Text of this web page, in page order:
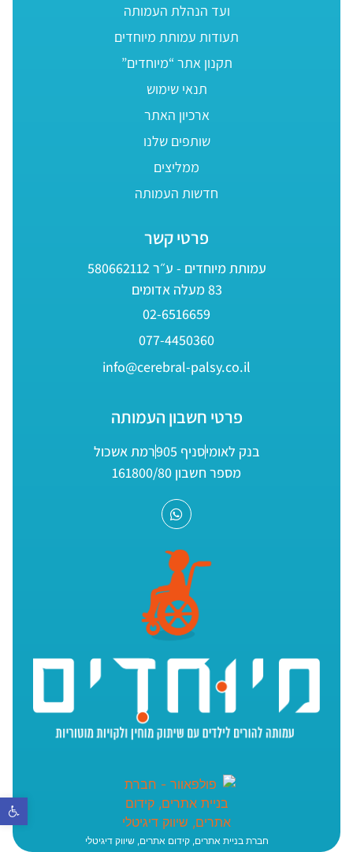
פתח
ועד הנהלת העמותה
תעודות עמותת מיוחדים
תקנון אתר “מיוחדים”
תנאי שימוש
ארכיון האתר
שותפים שלנו
ממליצים
חדשות העמותה
פרטי קשר
עמותת מיוחדים - ע״ר 580662112
83 מעלה אדומים
02-6516659
077-4450360
info@cerebral-palsy.co.il
פרטי חשבון העמותה
בנק לאומיסניף 905
רמת אשכול
מספר חשבון 161800/80
חברת בניית אתרים, קידום אתרים, שיווק דיגיטלי